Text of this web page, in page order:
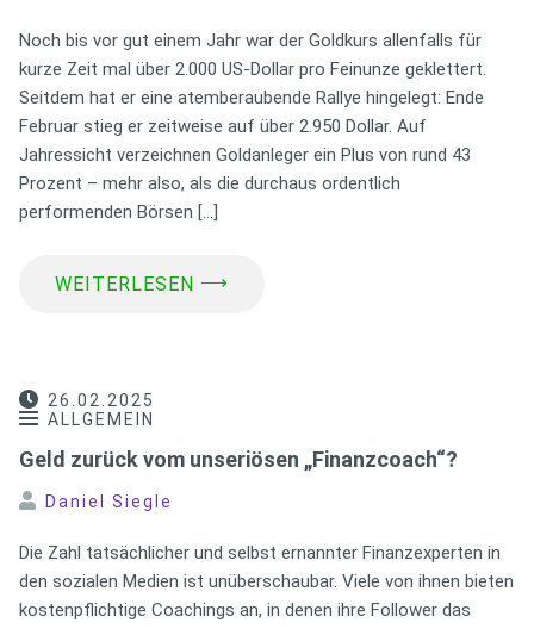
Noch bis vor gut einem Jahr war der Goldkurs allenfalls für
kurze Zeit mal über 2.000 US-Dollar pro Feinunze geklettert.
Seitdem hat er eine atemberaubende Rallye hingelegt: Ende
Februar stieg er zeitweise auf über 2.950 Dollar. Auf
Jahressicht verzeichnen Goldanleger ein Plus von rund 43
Prozent – mehr also, als die durchaus ordentlich
performenden Börsen […]
WEITERLESEN ⟶
26.02.2025
ALLGEMEIN
Geld zurück vom unseriösen „Finanzcoach“?
Daniel Siegle
Die Zahl tatsächlicher und selbst ernannter Finanzexperten in
den sozialen Medien ist unüberschaubar. Viele von ihnen bieten
kostenpflichtige Coachings an, in denen ihre Follower das